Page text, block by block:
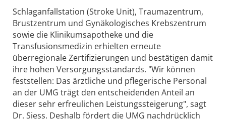
Schlaganfallstation (Stroke Unit), Traumazentrum,
Brustzentrum und Gynäkologisches Krebszentrum
sowie die Klinikumsapotheke und die
Transfusionsmedizin erhielten erneute
überregionale Zertifizierungen und bestätigen damit
ihre hohen Versorgungsstandards. "Wir können
feststellen: Das ärztliche und pflegerische Personal
an der UMG trägt den entscheidenden Anteil an
dieser sehr erfreulichen Leistungssteigerung", sagt
Dr. Siess. Deshalb fördert die UMG nachdrücklich